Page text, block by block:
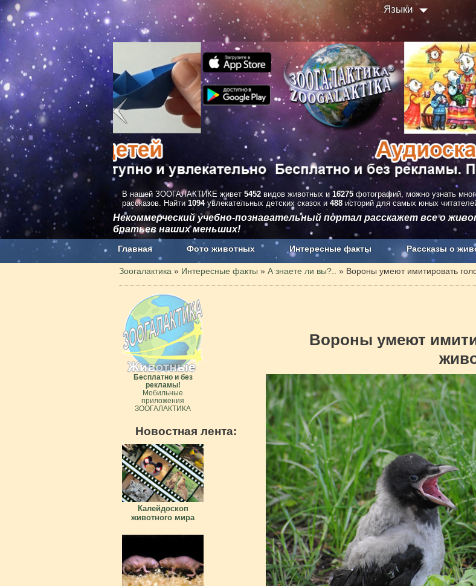
Языки
В нашей ЗООГАЛАКТИКЕ живет 5452 видов животных и 16275 фотографий, можно узнать
рассказов. Найти 1094увлекательных детских сказок и 488 историй для самых юных
Некоммерческий учебно-познавательный портал расскажет все о
братьев наших меньших!
Главная Фото животных Интересные факты Рассказы о
Наши приложения. Бесплатно и без рекламы О
Зоогалактика » Интересные факты » А знаете ли вы?.. » Вороны умеют имитировать
Вороны умеют
Бесплатно и без
рекламы!
Мобильные
приложения
ЗООГАЛАКТИКА
Новостная лента:
Калейдоскоп
животного мира